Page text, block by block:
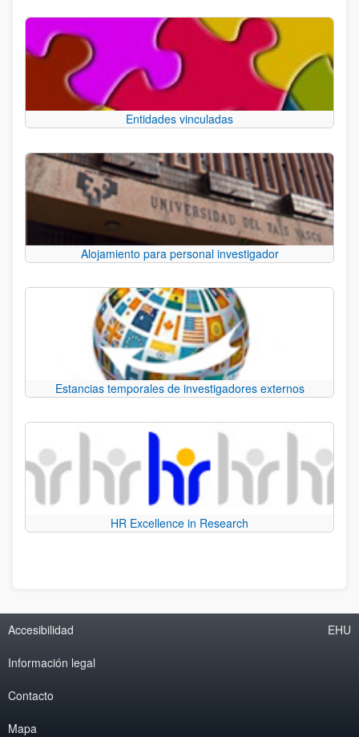
Entidades vinculadas
Alojamiento para personal investigador
Estancias temporales de investigadores externos
HR Excellence in Research
Accesibilidad
Información legal
Contacto
Mapa
EHU